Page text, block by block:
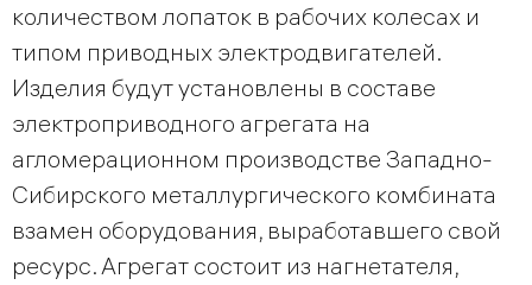
количеством лопаток в рабочих колесах и
типом приводных электродвигателей.
Изделия будут установлены в составе
электроприводного агрегата на
агломерационном производстве Западно-
Сибирского металлургического комбината
взамен оборудования, выработавшего свой
ресурс. Агрегат состоит из нагнетателя,